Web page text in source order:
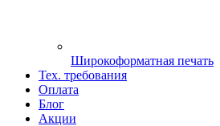
Широкоформатная печать
Тех. требования
Оплата
Блог
Акции